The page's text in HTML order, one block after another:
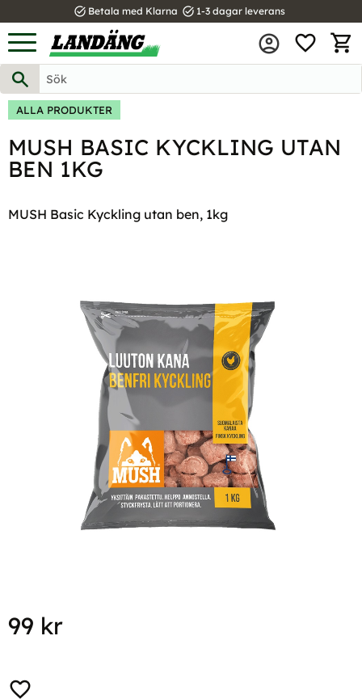
Meny
task_alt Betala med Klarna task_alt 1-3 dagar leverans
ALLA PRODUKTER
MUSH BASIC KYCKLING UTAN
BEN 1KG
MUSH Basic Kyckling utan ben, 1kg
99 kr
Lägg till i favoriter